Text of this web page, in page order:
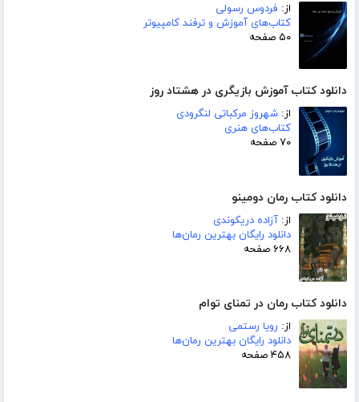
از: فردوس رسولی
کتاب‌های آموزش و ترفند کامپیوتر
۵۰ صفحه
دانلود کتاب آموزش بازیگری در هشتاد روز
از: شهروز مرکباتی لنگرودی
کتاب‌های هنری
۷۰ صفحه
دانلود کتاب رمان دومینو
از: آزاده دریکوندی
دانلود رایگان بهترین رمان‌ها
۶۶۸ صفحه
دانلود کتاب رمان در تمنای توام
از: رویا رستمی
دانلود رایگان بهترین رمان‌ها
۴۵۸ صفحه